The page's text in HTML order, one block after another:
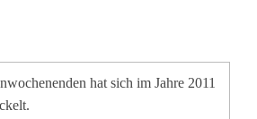
hat sich im Jahre 2011